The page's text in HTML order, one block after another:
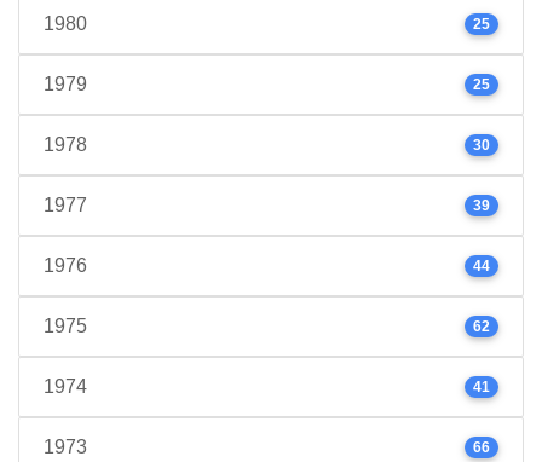
1980 25
1979 25
1978 30
1977 39
1976 44
1975 62
1974 41
1973 66